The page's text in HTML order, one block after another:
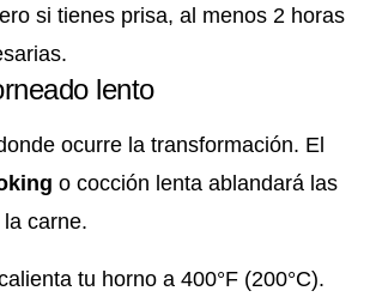
si tienes prisa, al menos 2 horas
lento
ocurre la transformación. El
o cocción lenta ablandará las
carne.
tu horno a 400°F (200°C).